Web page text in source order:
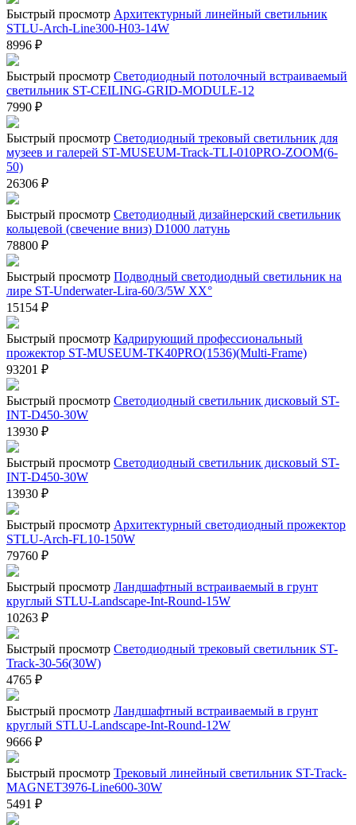
Быстрый просмотр Архитектурный линейный светильник
STLU-Arch-Line300-H03-14W
8996 ₽
Быстрый просмотр Светодиодный потолочный встраиваемый
светильник ST-CEILING-GRID-MODULE-12
7990 ₽
Быстрый просмотр Светодиодный трековый светильник для
музеев и галерей ST-MUSEUM-Track-TLI-010PRO-ZOOM(6-
50)
26306 ₽
Быстрый просмотр Светодиодный дизайнерский светильник
кольцевой (свечение вниз) D1000 латунь
78800 ₽
Быстрый просмотр Подводный светодиодный светильник на
лире ST-Underwater-Lira-60/3/5W XX°
15154 ₽
Быстрый просмотр Кадрирующий профессиональный
прожектор ST-MUSEUM-TK40PRO(1536)(Multi-Frame)
93201 ₽
Быстрый просмотр Светодиодный светильник дисковый ST-
INT-D450-30W
13930 ₽
Быстрый просмотр Светодиодный светильник дисковый ST-
INT-D450-30W
13930 ₽
Быстрый просмотр Архитектурный светодиодный прожектор
STLU-Arch-FL10-150W
79760 ₽
Быстрый просмотр Ландшафтный встраиваемый в грунт
круглый STLU-Landscape-Int-Round-15W
10263 ₽
Быстрый просмотр Светодиодный трековый светильник ST-
Track-30-56(30W)
4765 ₽
Быстрый просмотр Ландшафтный встраиваемый в грунт
круглый STLU-Landscape-Int-Round-12W
9666 ₽
Быстрый просмотр Трековый линейный светильник ST-Track-
MAGNET3976-Line600-30W
5491 ₽